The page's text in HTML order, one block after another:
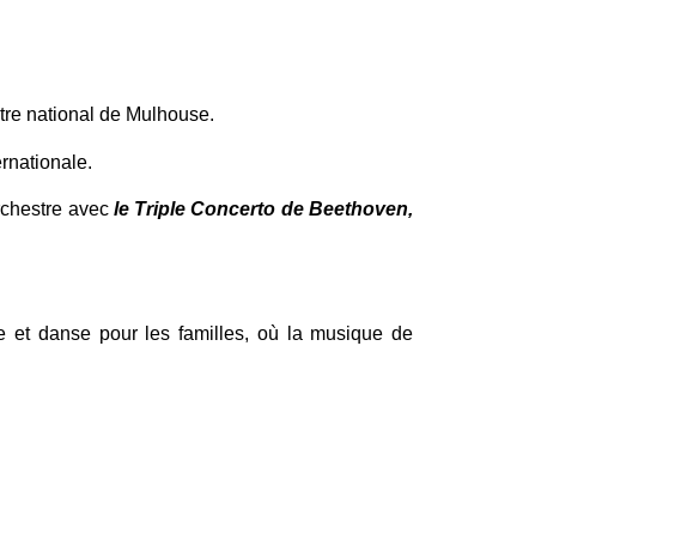
national de Mulhouse.
avec le Triple Concerto de Beethoven,
et danse pour les familles, où la musique de